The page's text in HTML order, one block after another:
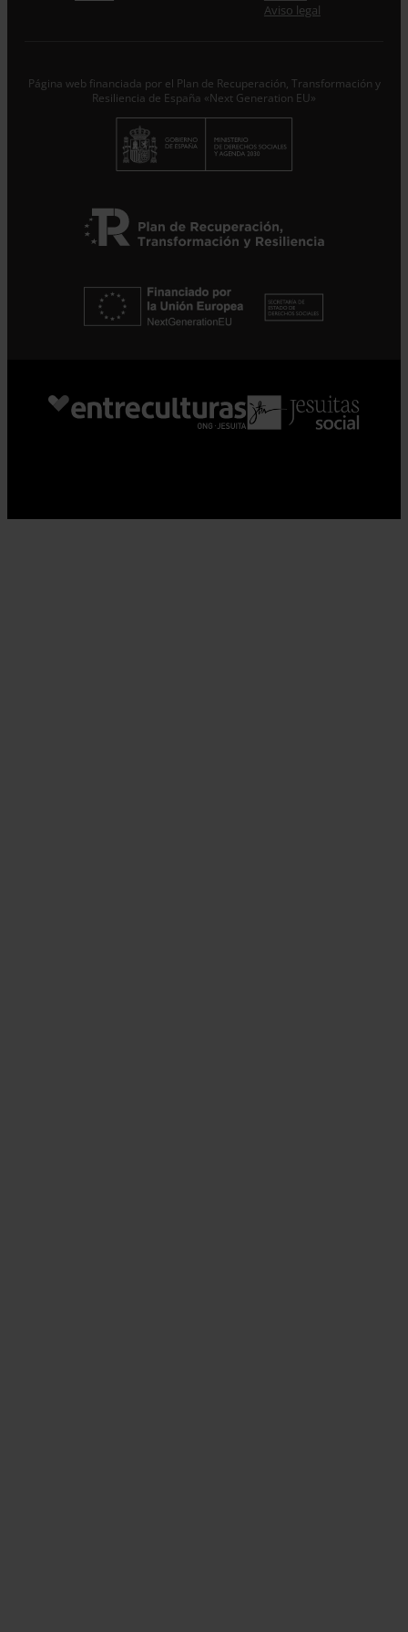
Desde ENTRECULTURAS FE Y ALEGRÍA ESPAÑA
Suscribirme
Aviso legal
Página web financiada por el Plan de Recuperación, Transformación y
Resiliencia de España «Next Generation EU»